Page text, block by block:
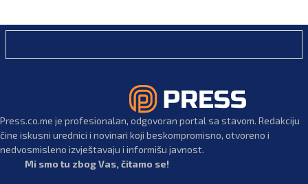
Press.co.me je profesionalan, odgovoran portal sa stavom. Redakciju
čine iskusni urednici i novinari koji beskompromisno, otvoreno i
nedvosmisleno izvještavaju i informišu javnost.
Mi smo tu zbog Vas, čitamo se!